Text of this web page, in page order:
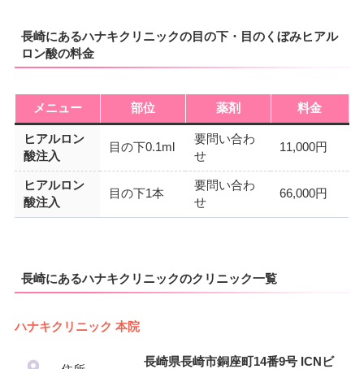
長崎にあるハナキクリニックの目の下・目のくぼみヒアル
ロン酸の料金
メニュー 部位 薬剤 料金
ヒアルロン
酸注入
目の下0.1ml
要問い合わ
せ
11,000円
ヒアルロン
酸注入
目の下1本
要問い合わ
せ
66,000円
長崎にあるハナキクリニックのクリニック一覧
ハナキクリニック 本院
長崎県長崎市銅座町14番9号 ICNビ